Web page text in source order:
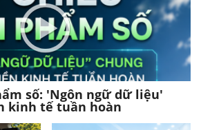
số: 'Ngôn ngữ dữ liệu'
kinh tế tuần hoàn